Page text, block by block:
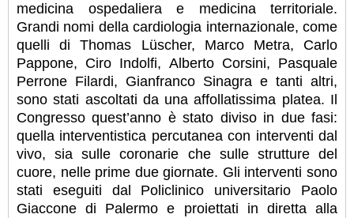
medicina ospedaliera e medicina territoriale.
Grandi nomi della cardiologia internazionale, come
quelli di Thomas Lüscher, Marco Metra, Carlo
Pappone, Ciro Indolfi, Alberto Corsini, Pasquale
Perrone Filardi, Gianfranco Sinagra e tanti altri,
sono stati ascoltati da una affollatissima platea. Il
Congresso quest’anno è stato diviso in due fasi:
quella interventistica percutanea con interventi dal
vivo, sia sulle coronarie che sulle strutture del
cuore, nelle prime due giornate. Gli interventi sono
stati eseguiti dal Policlinico universitario Paolo
Giaccone di Palermo e proiettati in diretta alla